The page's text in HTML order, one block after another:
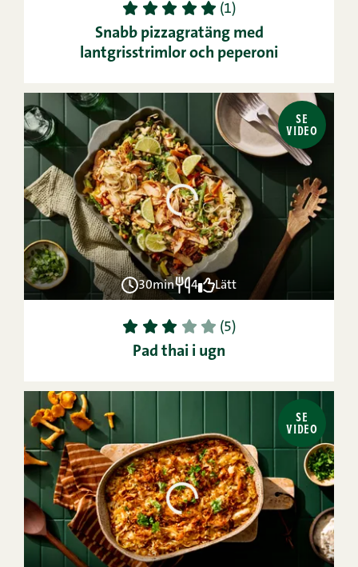
1 2 3 4 5 (1)
Snabb pizzagratäng med
lantgrisstrimlor och peperoni
SE
VIDEO
30min 4 Lätt
1 2 3 4 5 (5)
Pad thai i ugn
SE
VIDEO